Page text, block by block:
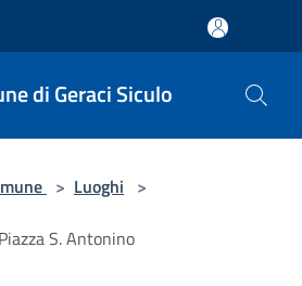
di Geraci Siculo
> Luoghi >
S. Antonino